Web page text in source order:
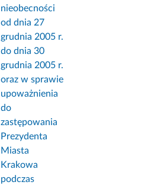
nieobecności
od dnia 27
grudnia 2005 r.
do dnia 30
grudnia 2005 r.
oraz w sprawie
upoważnienia
do
zastępowania
Prezydenta
Miasta
Krakowa
podczas